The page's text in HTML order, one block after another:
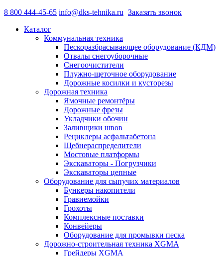
8 800 444-45-65 info@dks-tehnika.ru Заказать звонок
Каталог
Коммунальная техника
Пескоразбрасывающее оборудование (КДМ)
Отвалы снегоуборочные
Снегоочистители
Плужно-щеточное оборудование
Дорожные косилки и кусторезы
Дорожная техника
Ямочные ремонтёры
Дорожные фрезы
Укладчики обочин
Заливщики швов
Рециклеры асфальтабетона
Щебнераспределители
Мостовые платформы
Экскаваторы - Погрузчики
Экскаваторы цепные
Оборудование для сыпучих материалов
Бункеры накопители
Гравиемойки
Грохоты
Комплексные поставки
Конвейеры
Оборудование для промывки песка
Дорожно-строительная техника XGMA
Грейдеры XGMA